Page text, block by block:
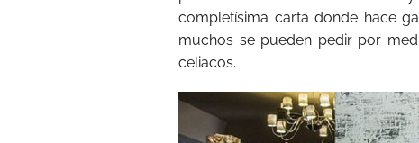
completísima carta donde hace
muchos se pueden pedir por
celiacos.